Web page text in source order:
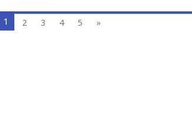
1 2 3 4 5 »